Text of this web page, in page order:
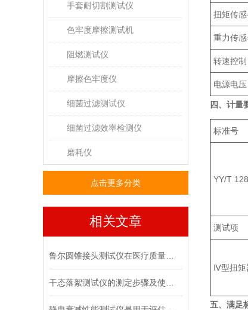
手套耐切割测试仪
色牢度摩擦测试机
阻燃测试仪
摩擦色牢度仪
细菌过滤测试仪
细菌过滤效率检测仪
磨耗仪
点击更多分类
相关文章
扭矩传感
重力传感
转速控制
电源电压
四、计量
标准号
YY/T
测试项
Ⅳ型扭矩
五、满足